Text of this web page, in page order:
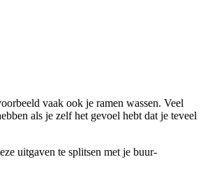
vaak ook je ramen wassen. Veel
als je zelf het gevoel hebt dat je teveel
uitgaven te splitsen met je buur-